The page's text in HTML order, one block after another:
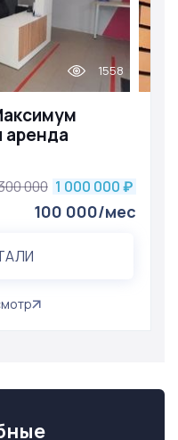
аренда
1558
1 000 000 ₽
000
100 000/мес